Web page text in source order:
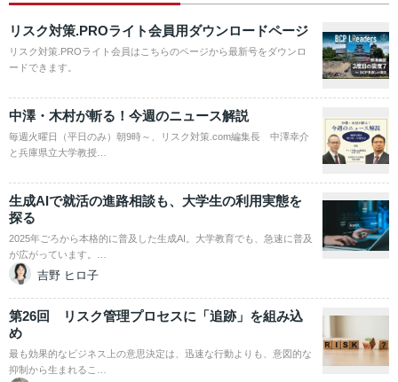
リスク対策.PROライト会員用ダウンロードページ
リスク対策.PROライト会員はこちらのページから最新号をダウンロ
ードできます。
中澤・木村が斬る！今週のニュース解説
毎週火曜日（平日のみ）朝9時～、リスク対策.com編集長 中澤幸介
と兵庫県立大学教授…
生成AIで就活の進路相談も、大学生の利用実態を
探る
2025年ごろから本格的に普及した生成AI。大学教育でも、急速に普及
が広がっています。…
吉野 ヒロ子
第26回 リスク管理プロセスに「追跡」を組み込
め
最も効果的なビジネス上の意思決定は、迅速な行動よりも、意図的な
抑制から生まれるこ…